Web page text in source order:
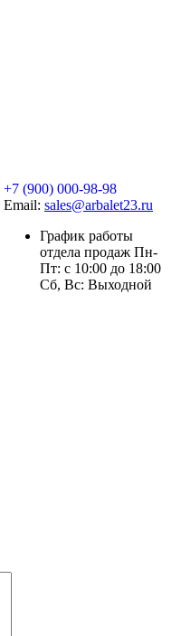
+7 (900) 000-98-98
Email: sales@arbalet23.ru
График работы
отдела продаж Пн-
Пт: с 10:00 до 18:00
Сб, Вс: Выходной